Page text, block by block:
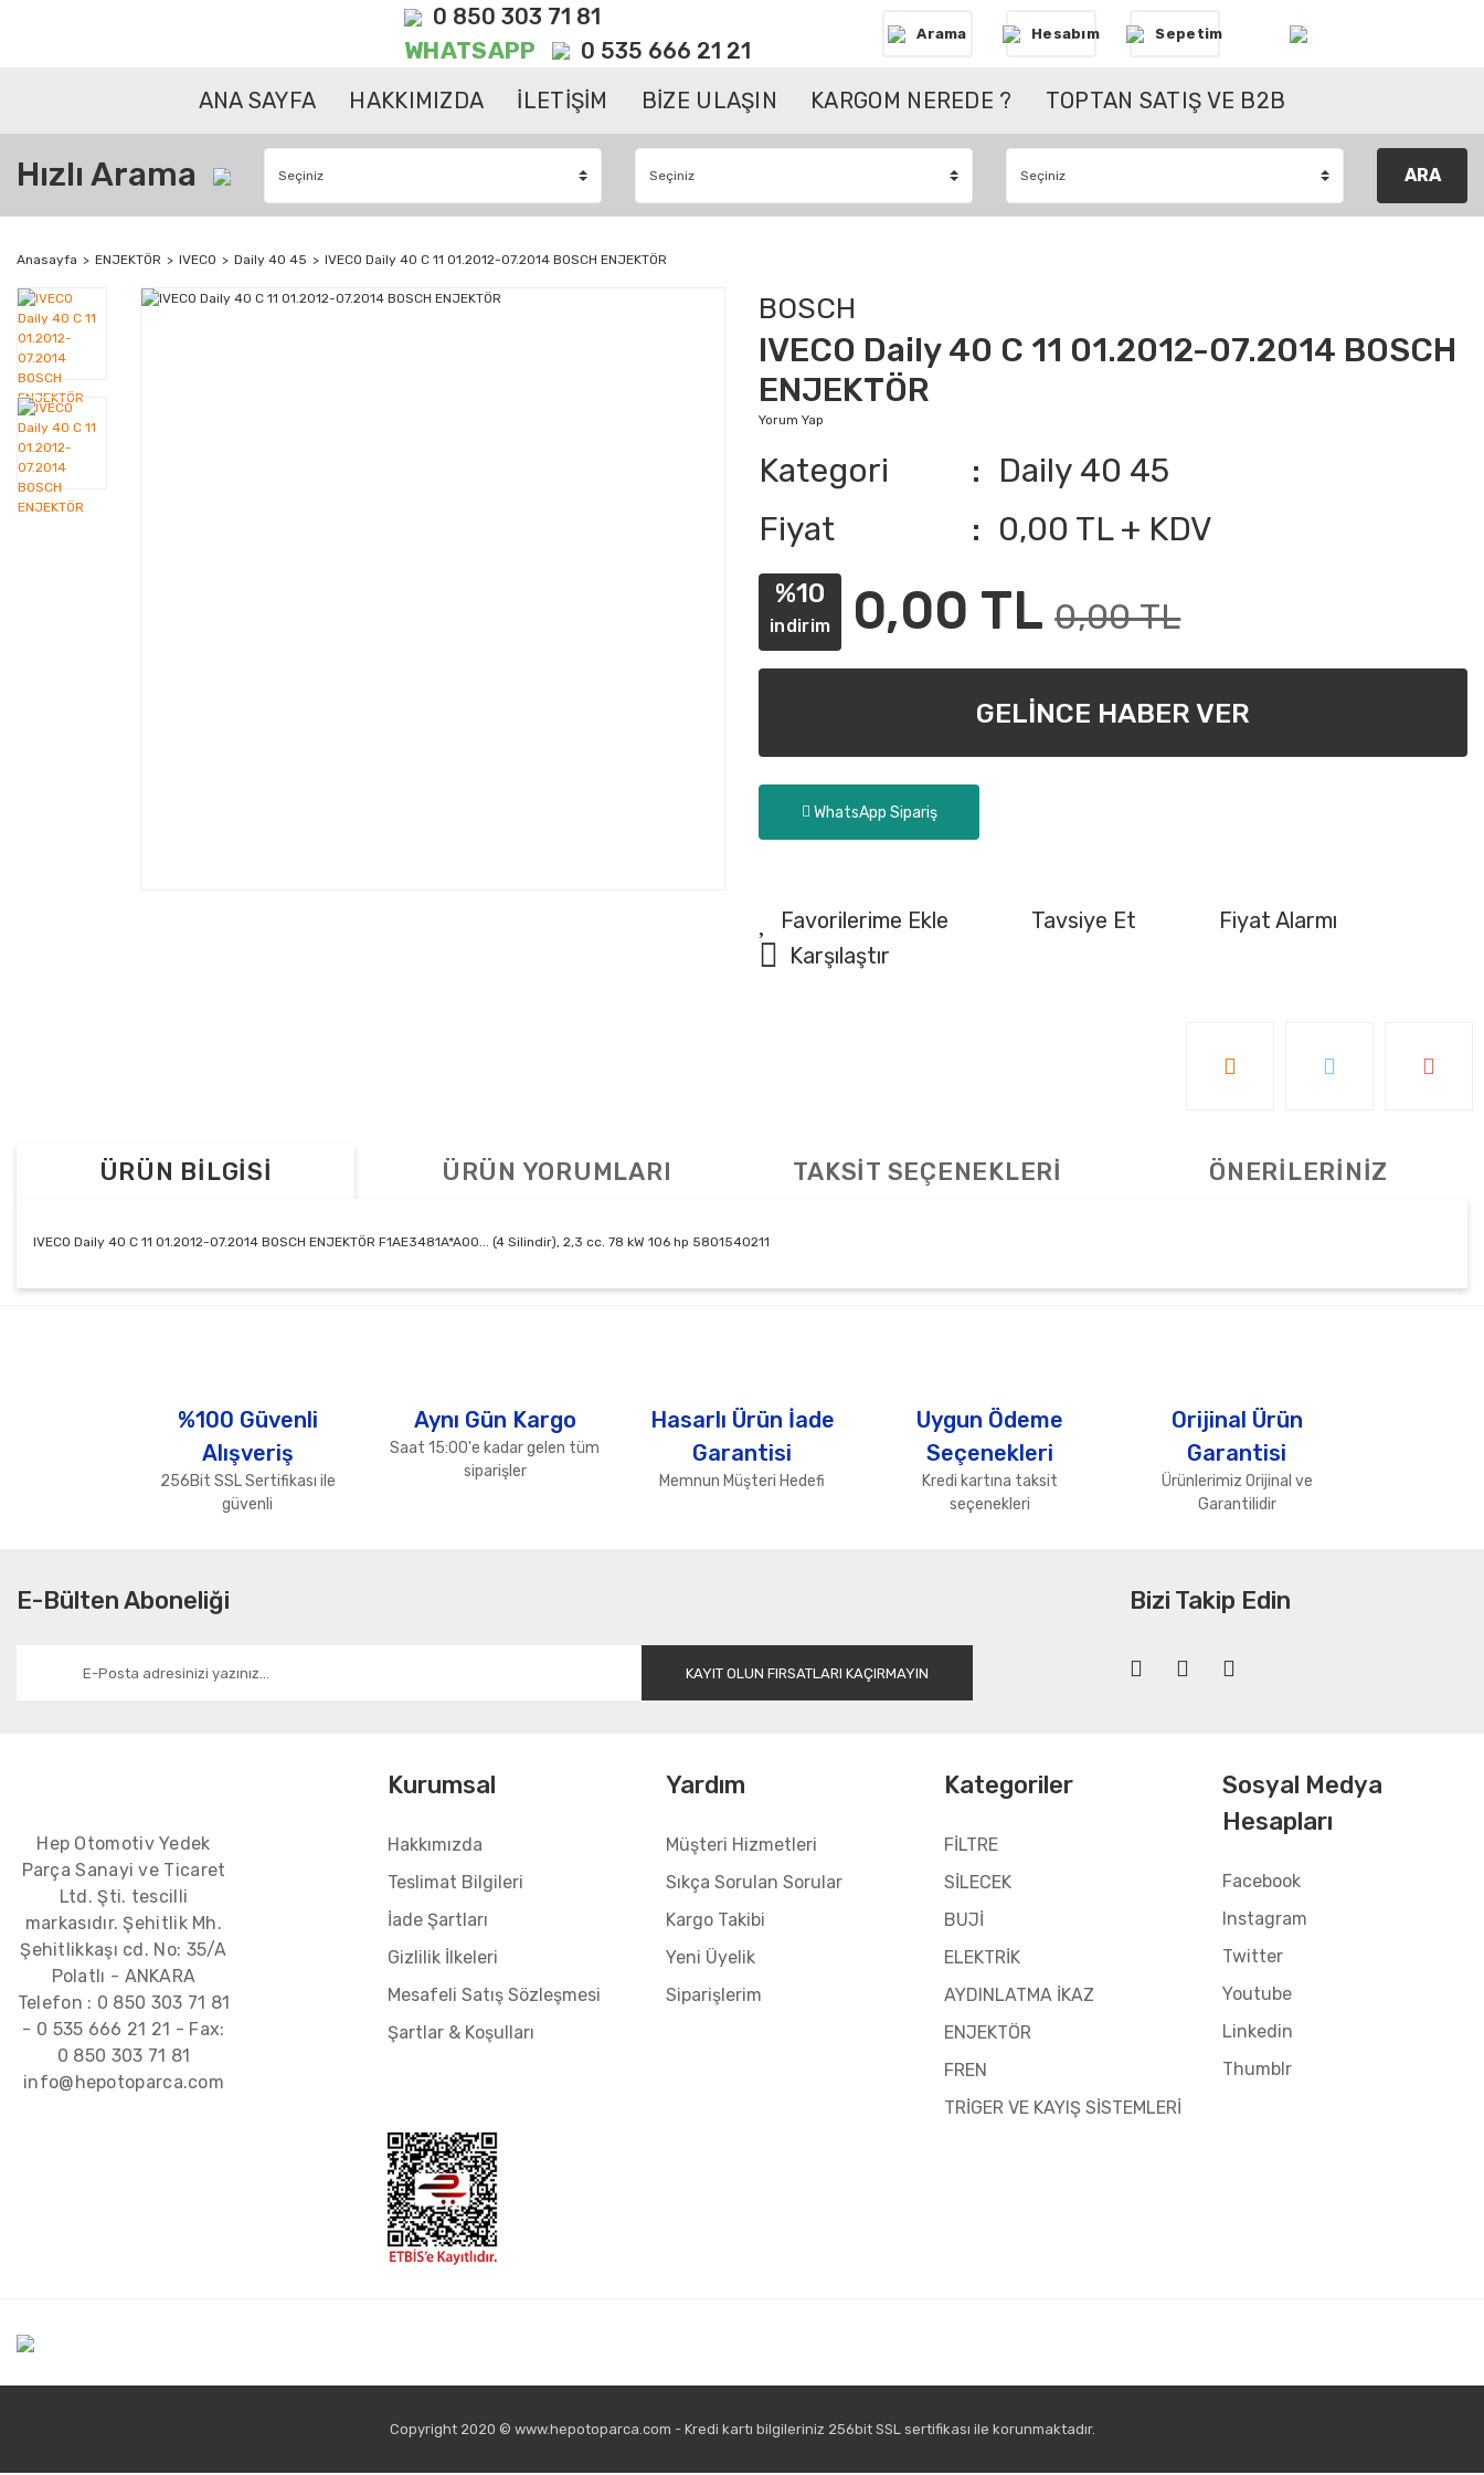
0 850 303 71 81
WHATSAPP 0 535 666 21 21
Arama Hesabım Sepetim
ANA SAYFA HAKKIMIZDA İLETİŞİM BİZE ULAŞIN KARGOM NEREDE ? TOPTAN SATIŞ VE B2B
Hızlı Arama ARA
Anasayfa ENJEKTÖR IVECO Daily 40 45 IVECO Daily 40 C 11 01.2012-07.2014 BOSCH ENJEKTÖR
BOSCH
IVECO Daily 40 C 11 01.2012-07.2014 BOSCH
ENJEKTÖR
Yorum Yap
Kategori
Daily 40 45
Fiyat
0,00 TL + KDV
%10
indirim 0,00 TL 0,00 TL
GELİNCE HABER VER
WhatsApp Sipariş
Tavsiye Et
Fiyat Alarmı
Karşılaştır
ÜRÜN BİLGİSİ ÜRÜN YORUMLARI TAKSİT SEÇENEKLERİ ÖNERİLERİNİZ
IVECO Daily 40 C 11 01.2012-07.2014 BOSCH ENJEKTÖR F1AE3481A*A00... (4 Silindir), 2,3 cc. 78 kW 106 hp 5801540211
Ürün fiyatı diğer sitelerden daha pahalı.
Bu ürüne benzer farklı alternatifler olmalı.
Gönder
%100 Güvenli
Alışveriş
256Bit SSL Sertifikası ile
güvenli
Aynı Gün Kargo
Saat 15:00'e kadar gelen tüm
siparişler
Hasarlı Ürün İade
Garantisi
Memnun Müşteri Hedefi
Uygun Ödeme
Seçenekleri
Kredi kartına taksit
seçenekleri
Orijinal Ürün
Garantisi
Ürünlerimiz Orijinal ve
Garantilidir
E-Bülten Aboneliği
KAYIT OLUN FIRSATLARI KAÇIRMAYIN
Bizi Takip Edin
Hep Otomotiv Yedek
Parça Sanayi ve Ticaret
Ltd. Şti. tescilli
markasıdır. Şehitlik Mh.
Şehitlikkaşı cd. No: 35/A
Polatlı - ANKARA
Telefon : 0 850 303 71 81
- 0 535 666 21 21 - Fax:
0 850 303 71 81
info@hepotoparca.com
Kurumsal
Hakkımızda
Teslimat Bilgileri
İade Şartları
Gizlilik İlkeleri
Mesafeli Satış Sözleşmesi
Şartlar & Koşulları
Yardım
Müşteri Hizmetleri
Sıkça Sorulan Sorular
Kargo Takibi
Yeni Üyelik
Siparişlerim
Kategoriler
FİLTRE
SİLECEK
BUJİ
ELEKTRİK
AYDINLATMA İKAZ
ENJEKTÖR
FREN
TRİGER VE KAYIŞ SİSTEMLERİ
Sosyal Medya
Hesapları
Facebook
Instagram
Twitter
Youtube
Linkedin
Thumblr
Copyright 2020 © www.hepotoparca.com - Kredi kartı bilgileriniz 256bit SSL sertifikası ile korunmaktadır.